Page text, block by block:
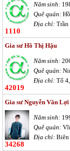
1110
Năm sinh:
Quê quán:
Địa chỉ: Trần
Gia sư Hồ Thị Hậu
42019
Năm sinh:
Quê quán:
Địa chỉ: Tổ
Gia sư Nguyễn Văn Lợi
34268
Năm sinh:
Quê quán:
Địa chỉ: Biên